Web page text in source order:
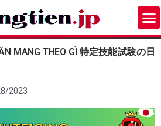
MANG THEO GÌ 特定技能試験の日
2023